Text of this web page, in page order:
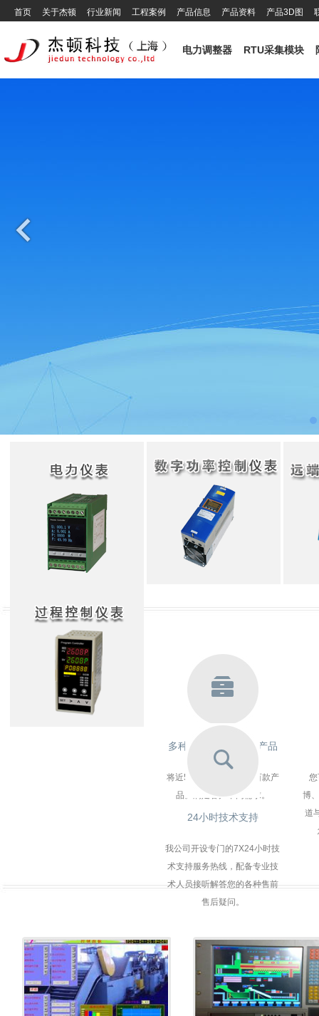
首页 关于杰顿 行业新闻 工程案例 产品信息 产品资料 产品3D图
电力调整器 RTU采集模块
多种类的工业自动化产品
将近50个产品系列，数百款产
品。满足客户不同需求。
博
道
24小时技术支持
我公司开设专门的7X24小时技
术支持服务热线，配备专业技
术人员接听解答您的各种售前
售后疑问。